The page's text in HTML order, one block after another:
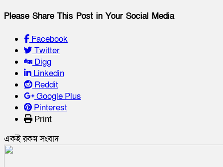
Please Share This Post in Your Social Media
Facebook
Twitter
Digg
Linkedin
Reddit
Google Plus
Pinterest
Print
একই রকম সংবাদ